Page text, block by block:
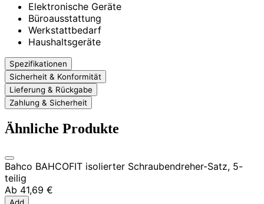
Elektronische Geräte
Büroausstattung
Werkstattbedarf
Haushaltsgeräte
Spezifikationen
Sicherheit & Konformität
Lieferung & Rückgabe
Zahlung & Sicherheit
Ähnliche Produkte
Bahco BAHCOFIT isolierter Schraubendreher-Satz, 5-
teilig
Ab 41,69 €